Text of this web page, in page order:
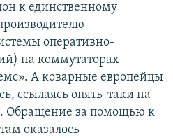
к единственному
оперативно-
на коммутаторах
А коварные европейцы
ссылаясь опять-таки на
Обращение за помощью к
оказалось